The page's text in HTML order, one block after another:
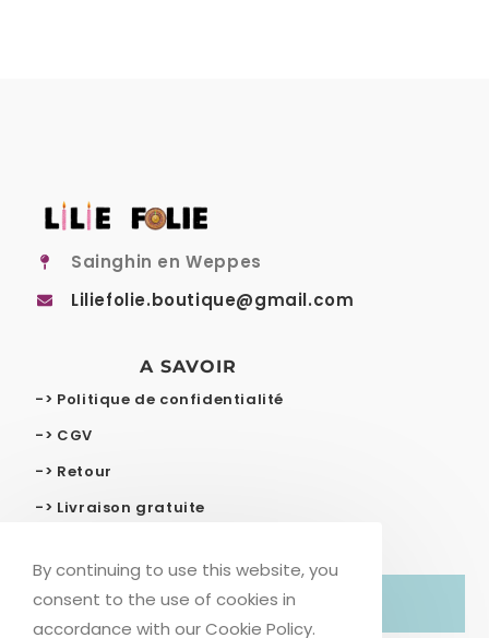
Sainghin en Weppes
Liliefolie.boutique@gmail.com
A SAVOIR
-> Politique de confidentialité
-> CGV
-> Retour
-> Livraison gratuite
© COPYRIGHT – LILIE FOLIE
By continuing to use this website, you
consent to the use of cookies in
accordance with our Cookie Policy.